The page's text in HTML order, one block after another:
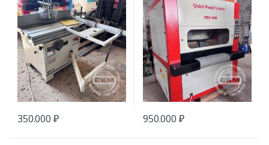
350.000 ₽ 950.000 ₽